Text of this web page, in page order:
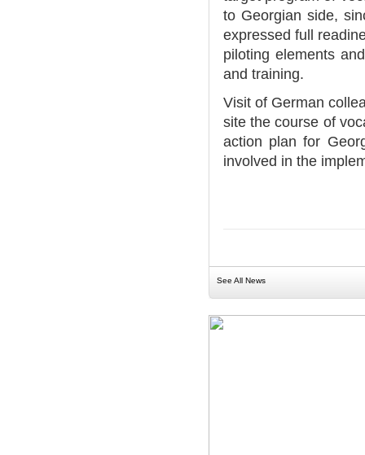
to Georgian side,
expressed full
piloting elements
and training.
Visit of German
site the course of
action plan for
involved in the
See All News